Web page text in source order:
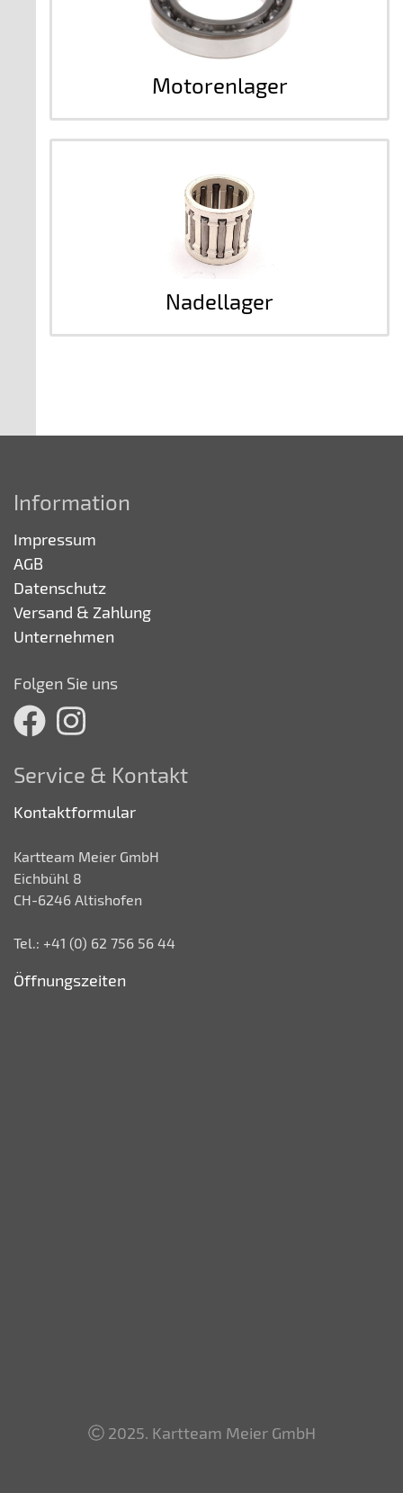
Motorenlager
Nadellager
Information
Impressum
AGB
Datenschutz
Versand & Zahlung
Unternehmen
Folgen Sie uns
Service & Kontakt
Kontaktformular
Kartteam Meier GmbH
Eichbühl 8
CH-6246 Altishofen
Tel.: +41 (0) 62 756 56 44
Öffnungszeiten
2025. Kartteam Meier GmbH